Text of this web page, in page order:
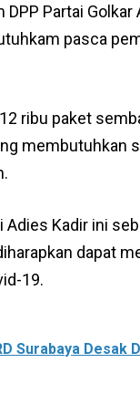
Partai Golkar
pasca
ribu paket
membutuhkan
Kadir ini
dapat
19.
Surabaya Desak